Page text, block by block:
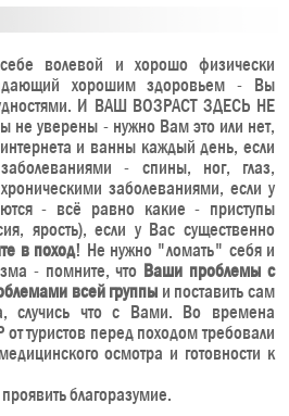
волевой и хорошо физически
хорошим здоровьем - Вы
И ВАШ ВОЗРАСТ ЗДЕСЬ НЕ
уверены - нужно Вам это или нет,
и ванны каждый день, если
- спины, ног, глаз,
заболеваниями, если у
- всё равно какие - приступы
ярость), если у Вас существенно
в поход! Не нужно "ломать" себя и
- помните, что Ваши проблемы с
всей группы и поставить сам
случись что с Вами. Во времена
туристов перед походом требовали
осмотра и готовности к
благоразумие.